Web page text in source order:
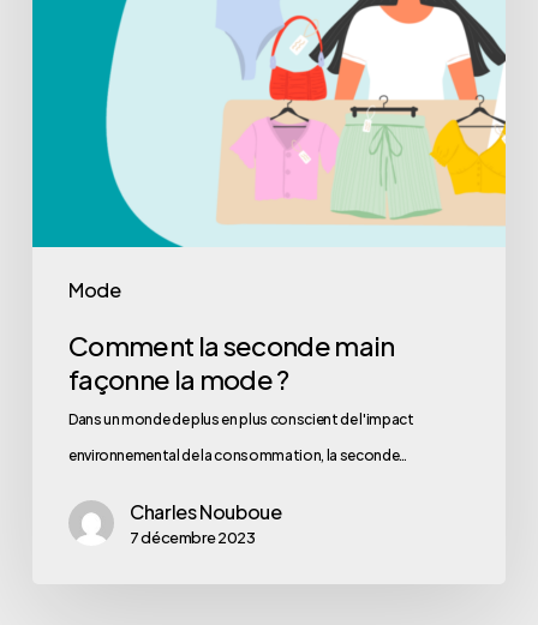
Mode
Comment la seconde main
façonne la mode ?
Dans un monde de plus en plus conscient de l'impact
environnemental de la consommation, la seconde…
Charles Nouboue
7 décembre 2023